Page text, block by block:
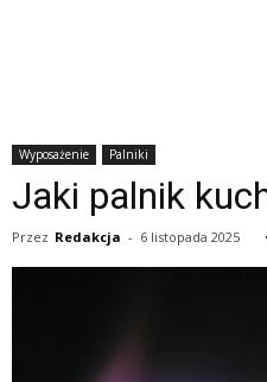
Wyposażenie Palniki
Jaki palnik
Przez Redakcja - 6 listopada 2025